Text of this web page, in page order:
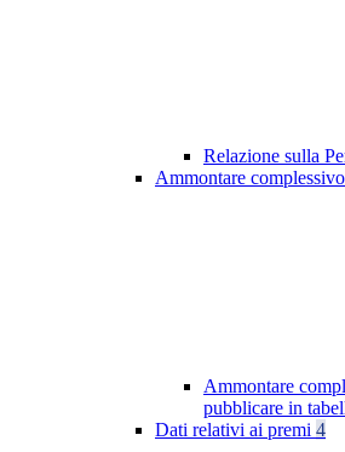
Relazione sulla
Ammontare
Ammontare
pubblicare in
Dati relativi ai premi 4